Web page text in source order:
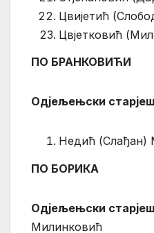
Цвијетић
Цвјетковић
ПО БРАНКОВИЋИ
Одјељењски
Недић (Слађан)
ПО БОРИКА
Одјељењски
Милинковић